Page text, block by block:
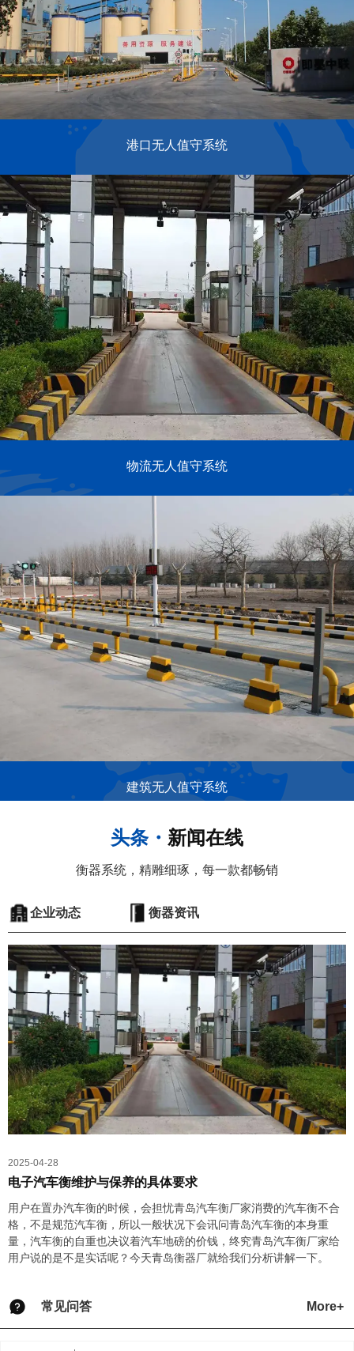
港口无人值守系统
物流无人值守系统
建筑无人值守系统
头条・ 新闻在线
衡器系统，精雕细琢，每一款都畅销
企业动态 衡器资讯
2025-04-28
电子汽车衡维护与保养的具体要求
用户在置办汽车衡的时候，会担忧青岛汽车衡厂家消费的汽车衡不合
格，不是规范汽车衡，所以一般状况下会讯问青岛汽车衡的本身重
量，汽车衡的自重也决议着汽车地磅的价钱，终究青岛汽车衡厂家给
用户说的是不是实话呢？今天青岛衡器厂就给我们分析讲解一下。
常见问答 More+